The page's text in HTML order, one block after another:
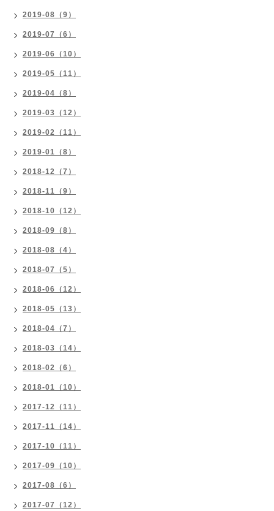
2019-08（9）
2019-07（6）
2019-06（10）
2019-05（11）
2019-04（8）
2019-03（12）
2019-02（11）
2019-01（8）
2018-12（7）
2018-11（9）
2018-10（12）
2018-09（8）
2018-08（4）
2018-07（5）
2018-06（12）
2018-05（13）
2018-04（7）
2018-03（14）
2018-02（6）
2018-01（10）
2017-12（11）
2017-11（14）
2017-10（11）
2017-09（10）
2017-08（6）
2017-07（12）